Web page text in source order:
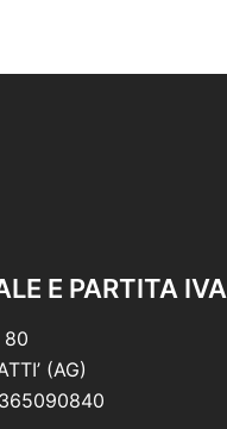
E PARTITA IVA
80
(AG)